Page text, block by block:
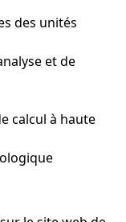
des unités
et de
calcul à haute